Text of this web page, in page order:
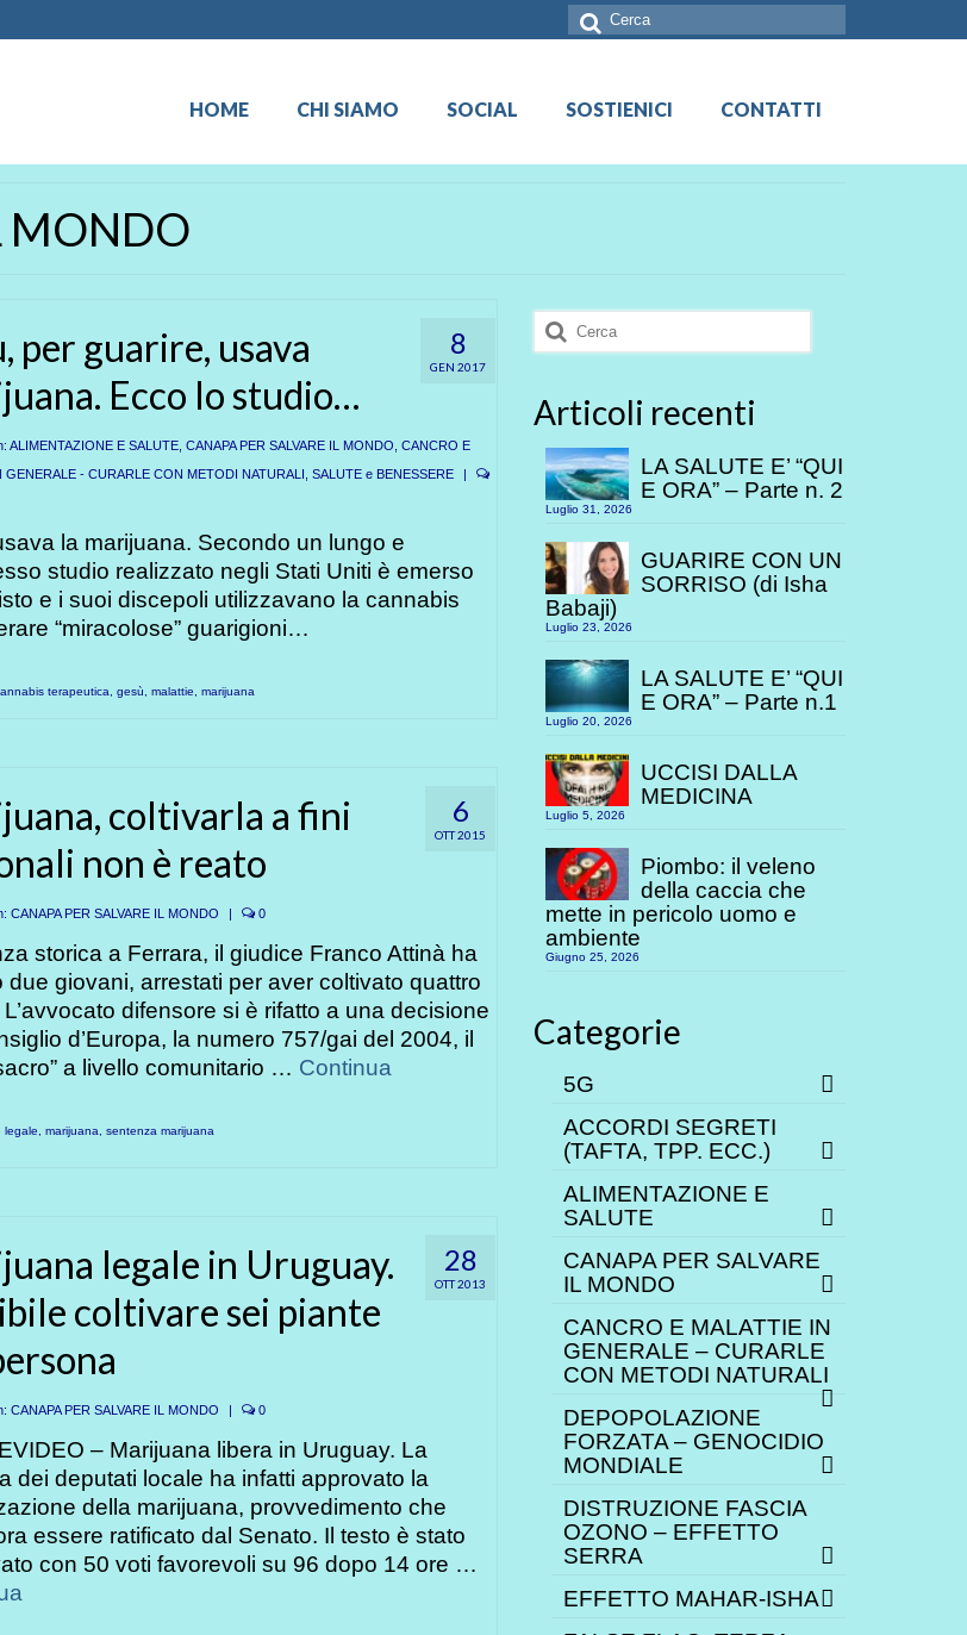
Cerca:
HOME CHI SIAMO SOCIAL SOSTIENICI CONTATTI
MONDO
8
GEN 2017
per guarire, usava
Ecco lo studio…
ALIMENTAZIONE E SALUTE, CANAPA PER SALVARE IL MONDO CANCRO E
GENERALE - CURARLE CON METODI NATURALI SALUTE e BENESSERE
|
la marijuana. Secondo un lungo e
studio realizzato negli Stati Uniti è emerso
e i suoi discepoli utilizzavano la cannabis
“miracolose” guarigioni…
terapeutica gesù malattie marijuana
6
OTT 2015
coltivarla a fini
non è reato
CANAPA PER SALVARE IL MONDO | 0
storica a Ferrara, il giudice Franco Attinà ha
due giovani, arrestati per aver coltivato quattro
difensore si è rifatto a una decisione
d’Europa, la numero 757/gai del 2004, il
a livello comunitario … Continua
legale marijuana sentenza marijuana
28
OTT 2013
legale in Uruguay.
coltivare sei piante
CANAPA PER SALVARE IL MONDO | 0
– Marijuana libera in Uruguay. La
dei deputati locale ha infatti approvato la
della marijuana, provvedimento che
essere ratificato dal Senato. Il testo è stato
con 50 voti favorevoli su 96 dopo 14 ore …
Cerca:
Articoli recenti
LA SALUTE E’ “QUI
E ORA” – Parte n. 2
Luglio 31, 2026
GUARIRE CON UN
SORRISO (di Isha
Babaji)
Luglio 23, 2026
LA SALUTE E’ “QUI
E ORA” – Parte n.1
Luglio 20, 2026
UCCISI DALLA
MEDICINA
Luglio 5, 2026
Piombo: il veleno
della caccia che
mette in pericolo uomo e
ambiente
Giugno 25, 2026
Categorie
5G
ACCORDI SEGRETI
(TAFTA, TPP. ECC.)
ALIMENTAZIONE E
SALUTE
CANAPA PER SALVARE
IL MONDO
CANCRO E MALATTIE IN
GENERALE – CURARLE
CON METODI NATURALI
DEPOPOLAZIONE
FORZATA – GENOCIDIO
MONDIALE
DISTRUZIONE FASCIA
OZONO – EFFETTO
SERRA
EFFETTO MAHAR-ISHA